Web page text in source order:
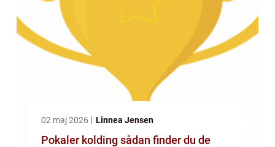
02 maj 2026 Linnea Jensen
Pokaler kolding sådan finder du de